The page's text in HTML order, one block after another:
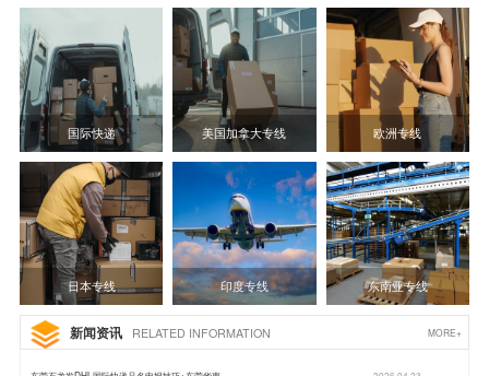
国际快递 美国加拿大专线 欧洲专线
日本专线 印度专线 东南亚专线
新闻资讯 RELATED INFORMATION MORE+